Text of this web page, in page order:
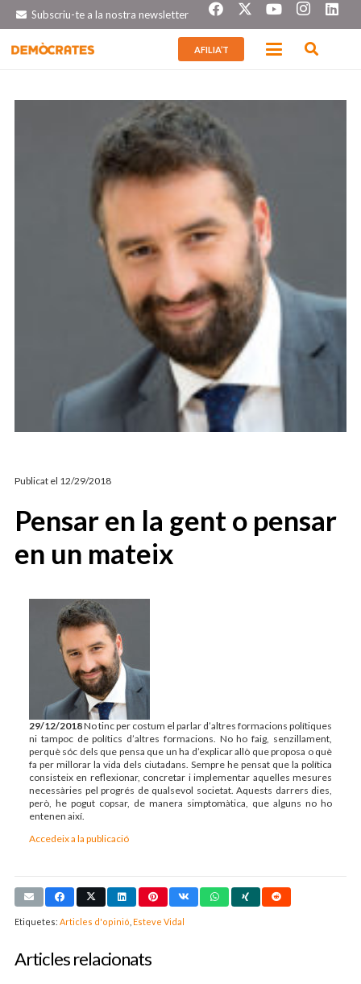
Subscriu-te a la nostra newsletter
AFILIA’T
Publicat el 12/29/2018
Pensar en la gent o pensar
en un mateix
29/12/2018No tinc per costum el parlar d’altres formacions polítiques
ni tampoc de polítics d’altres formacions. No ho faig, senzillament,
perquè sóc dels que pensa que un ha d’explicar allò que proposa o què
fa per millorar la vida dels ciutadans. Sempre he pensat que la política
consisteix en reflexionar, concretar i implementar aquelles mesures
necessàries pel progrés de qualsevol societat. Aquests darrers dies,
però, he pogut copsar, de manera simptomàtica, que alguns no ho
entenen així.
Accedeix a la publicació
Etiquetes: Articles d'opinió Esteve Vidal
Articles relacionats